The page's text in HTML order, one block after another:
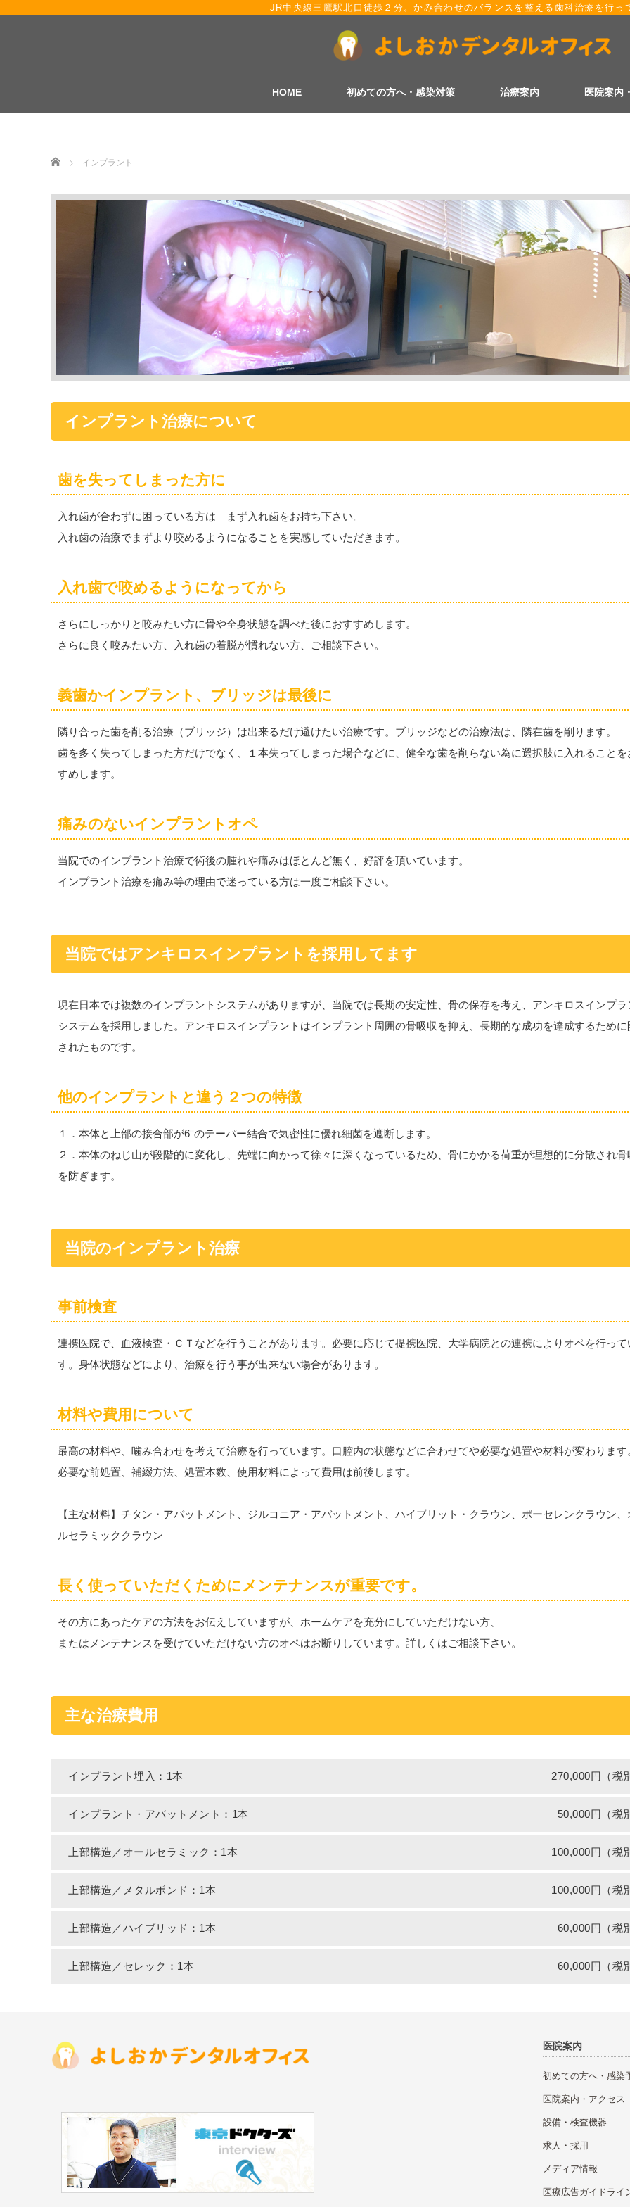
JR中央線三鷹駅北口徒歩２分。かみ合わせのバランスを整える歯科治療を行っ
HOME 初めての方へ・感染対策 治療案内 医院案内
Home インプラント
インプラント治療について
歯を失ってしまった方に
入れ歯が合わずに困っている方は まず入れ歯をお持ち下さい。
入れ歯の治療でまずより咬めるようになることを実感していただきます。
入れ歯で咬めるようになってから
さらにしっかりと咬みたい方に骨や全身状態を調べた後におすすめします。
さらに良く咬みたい方、入れ歯の着脱が慣れない方、ご相談下さい。
義歯かインプラント、ブリッジは最後に
隣り合った歯を削る治療（ブリッジ）は出来るだけ避けたい治療です。ブリッジなどの治療法は、隣在歯を削ります。
歯を多く失ってしまった方だけでなく、１本失ってしまった場合などに、健全な歯を削らない為に選択肢に入れることを
すめします。
痛みのないインプラントオペ
当院でのインプラント治療で術後の腫れや痛みはほとんど無く、好評を頂いています。
インプラント治療を痛み等の理由で迷っている方は一度ご相談下さい。
当院ではアンキロスインプラントを採用してます
現在日本では複数のインプラントシステムがありますが、当院では長期の安定性、骨の保存を考え、アンキロスインプラ
システムを採用しました。アンキロスインプラントはインプラント周囲の骨吸収を抑え、長期的な成功を達成するために
されたものです。
他のインプラントと違う２つの特徴
１．本体と上部の接合部が6°のテーパー結合で気密性に優れ細菌を遮断します。
２．本体のねじ山が段階的に変化し、先端に向かって徐々に深くなっているため、骨にかかる荷重が理想的に分散され骨
を防ぎます。
当院のインプラント治療
事前検査
連携医院で、血液検査・ＣＴなどを行うことがあります。必要に応じて提携医院、大学病院との連携によりオペを行って
す。身体状態などにより、治療を行う事が出来ない場合があります。
材料や費用について
最高の材料や、噛み合わせを考えて治療を行っています。口腔内の状態などに合わせてや必要な処置や材料が変わります
必要な前処置、補綴方法、処置本数、使用材料によって費用は前後します。
【主な材料】チタン・アバットメント、ジルコニア・アバットメント、ハイブリット・クラウン、ポーセレンクラウン、
ルセラミッククラウン
長く使っていただくためにメンテナンスが重要です。
その方にあったケアの方法をお伝えしていますが、ホームケアを充分にしていただけない方、
またはメンテナンスを受けていただけない方のオペはお断りしています。詳しくはご相談下さい。
主な治療費用
インプラント埋入：1本 270,000円（税
インプラント・アバットメント：1本 50,000円（税
上部構造／オールセラミック：1本 100,000円（税
上部構造／メタルボンド：1本 100,000円（税
上部構造／ハイブリッド：1本 60,000円（税
上部構造／セレック：1本 60,000円（税
医院案内
初めての方へ・感染
医院案内・アクセス
設備・検査機器
求人・採用
メディア情報
医療広告ガイドライ